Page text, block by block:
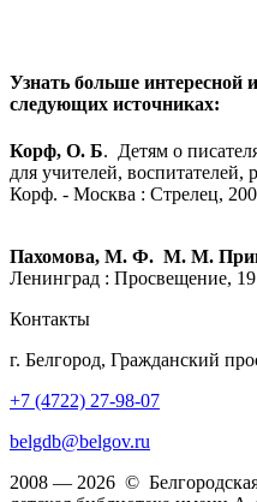
Узнать больше
следующих источниках:
Корф, О. Б. Детям о
для учителей, воспитателей,
Корф. - Москва : Стрелец,
Пахомова, М. Ф. М. М.
Ленинград : Просвещение,
Контакты
г. Белгород, Гражданский
+7 (4722) 27-98-07
belgdb@belgov.ru
2008 — 2026 © Белгородская